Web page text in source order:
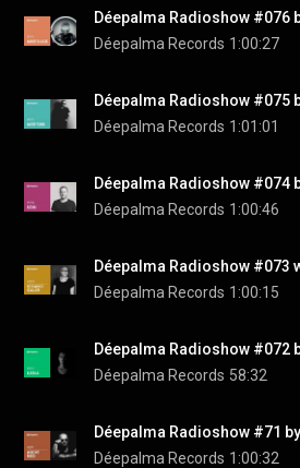
Déepalma Records 1:00:27
Déepalma Records 1:01:01
Déepalma Records 1:00:46
Déepalma Records 1:00:15
Déepalma Records 58:32
Déepalma Records 1:00:32